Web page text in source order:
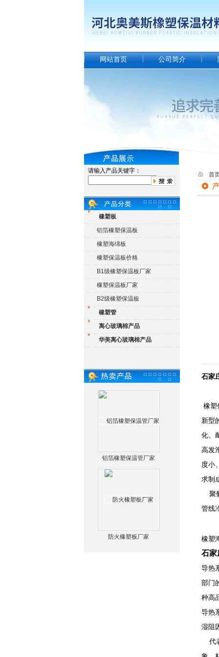
网站首页 公司简介
请输入产品关键字：
橡塑板
铝箔橡塑保温板
橡塑海绵板
橡塑保温板价格
B1级橡塑保温板厂家
橡塑保温板厂家
B2级橡塑保温板
橡塑管
离心玻璃棉产品
华美离心玻璃棉产品
铝箔橡塑保温管厂家
防火橡塑板厂家
首
石家
橡塑
新型
化、
高发
度小
求制
聚
管线
橡塑
石家
导热
部门
种高
导热
湿阻
代